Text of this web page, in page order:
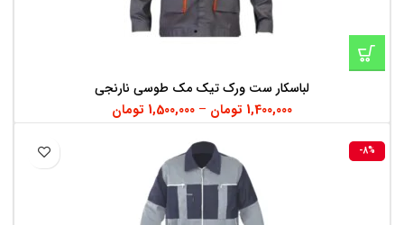
لباسکار ست ورک تیک مک طوسی نارنجی
1,400,000 تومان –
1,500,000 تومان
-8%